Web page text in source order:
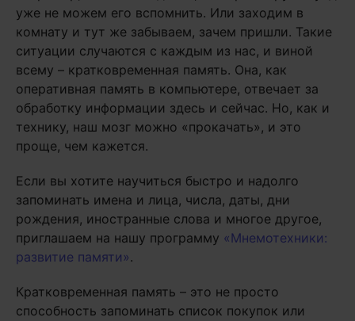
уже не можем его вспомнить. Или заходим в
комнату и тут же забываем, зачем пришли. Такие
ситуации случаются с каждым из нас, и виной
всему – кратковременная память. Она, как
оперативная память в компьютере, отвечает за
обработку информации здесь и сейчас. Но, как и
технику, наш мозг можно «прокачать», и это
проще, чем кажется.
Если вы хотите научиться быстро и надолго
запоминать имена и лица, числа, даты, дни
рождения, иностранные слова и многое другое,
приглашаем на нашу программу «Мнемотехники:
развитие памяти».
Кратковременная память – это не просто
способность запоминать список покупок или